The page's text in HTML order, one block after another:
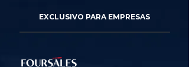
EXCLUSIVO PARA EMPRESAS